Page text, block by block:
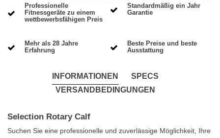
Professionelle
Fitnessgeräte zu einem
wettbewerbsfähigen Preis
Standardmäßig ein Jahr
Garantie
Mehr als 28 Jahre
Erfahrung
Beste Preise und beste
Ausstattung
INFORMATIONEN
SPECS
VERSANDBEDINGUNGEN
Selection Rotary Calf
Suchen Sie eine professionelle und zuverlässige Möglichkeit, Ihre